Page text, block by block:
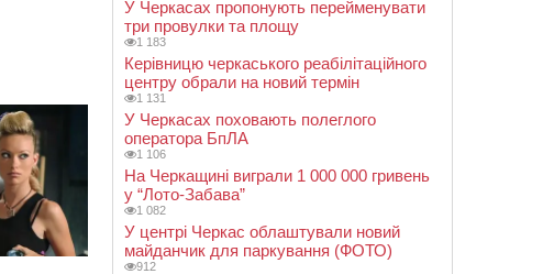
У Черкасах пропонують перейменувати
три провулки та площу
1 183
Керівницю черкаського реабілітаційного
центру обрали на новий термін
1 131
У Черкасах поховають полеглого
оператора БпЛА
1 106
На Черкащині виграли 1 000 000 гривень
у “Лото-Забава”
1 082
У центрі Черкас облаштували новий
майданчик для паркування (ФОТО)
912